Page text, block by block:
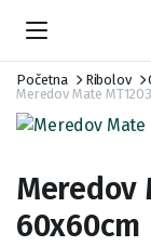
Početna Ribolov
Meredov Mate
Meredov
60x60cm